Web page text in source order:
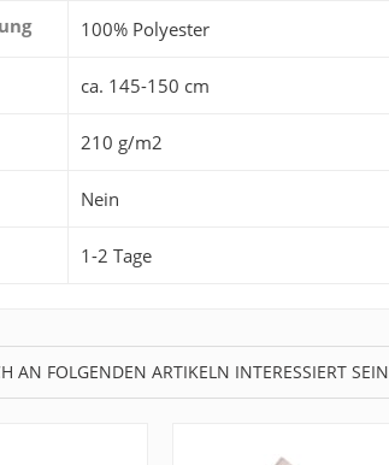
100% Polyester
ca. 145-150 cm
210 g/m2
Nein
1-2 Tage
AN FOLGENDEN ARTIKELN INTERESSIERT SEIN